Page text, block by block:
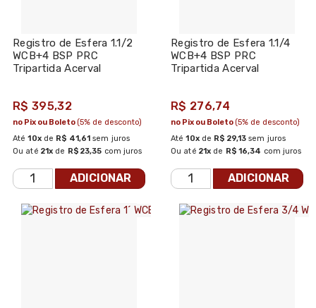
Registro de Esfera 1.1/2
WCB+4 BSP PRC
Tripartida Acerval
R$ 395,32
Até10xde R$ 41,61 sem juros
Ou até 21x de R$ 23,35 com juros
no Pix ou Boleto(5% de desconto)
ADICIONAR
Registro de Esfera 1.1/4
WCB+4 BSP PRC
Tripartida Acerval
R$ 276,74
Até10xde R$ 29,13 sem juros
Ou até 21x de R$ 16,34 com juros
no Pix ou Boleto(5% de desconto)
ADICIONAR